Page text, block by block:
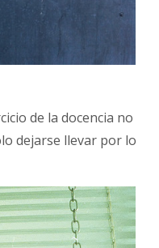
de la docencia no
dejarse llevar por lo